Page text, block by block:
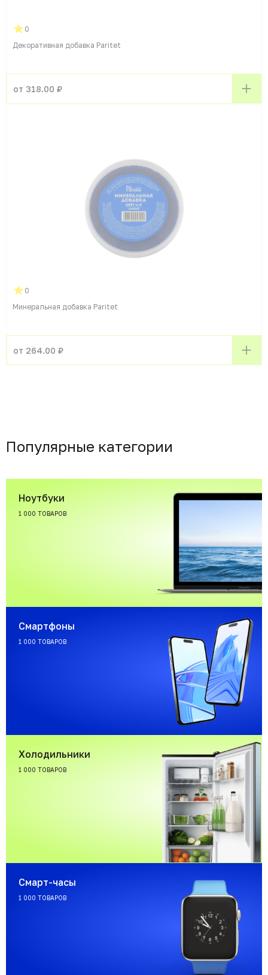
0
Декоративная добавка Paritet
от 318.00 ₽
0
Минеральная добавка Paritet
от 264.00 ₽
Популярные категории
Ноутбуки
1 000 ТОВАРОВ
Смартфоны
1 000 ТОВАРОВ
Холодильники
1 000 ТОВАРОВ
Смарт-часы
1 000 ТОВАРОВ